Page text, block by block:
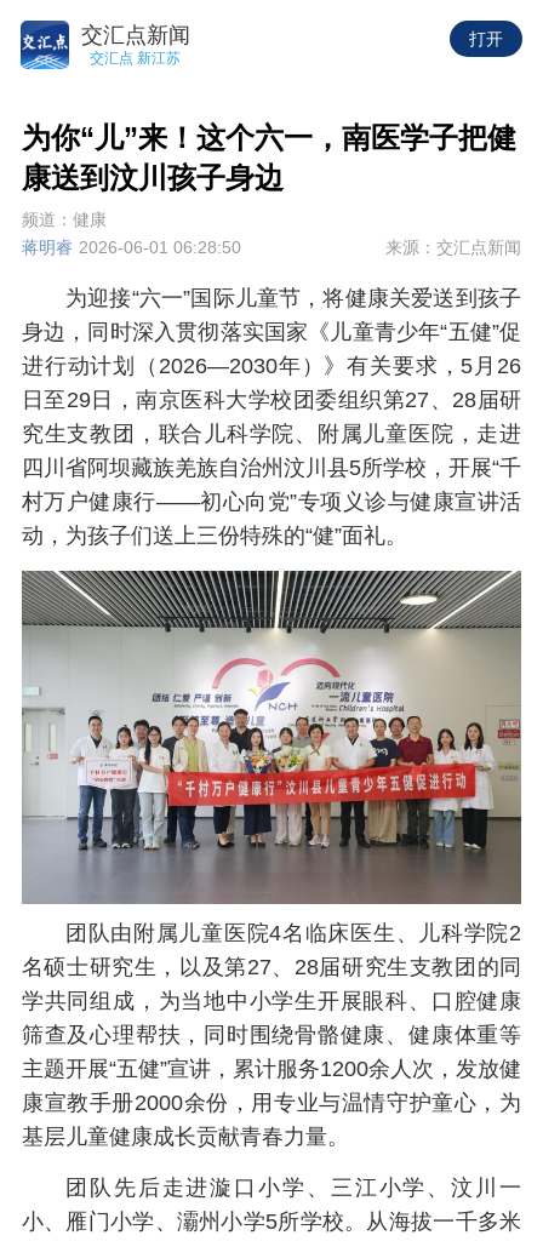
交汇点新闻
交汇点 新江苏
打开
为你“儿”来！这个六一，南医学子把健
康送到汶川孩子身边
频道：健康
蒋明睿 2026-06-01 06:28:50 来源：交汇点新闻
为迎接“六一”国际儿童节，将健康关爱送到孩子
身边，同时深入贯彻落实国家《儿童青少年“五健”促
进行动计划（2026—2030年）》有关要求，5月26
日至29日，南京医科大学校团委组织第27、28届研
究生支教团，联合儿科学院、附属儿童医院，走进
四川省阿坝藏族羌族自治州汶川县5所学校，开展“千
村万户健康行——初心向党”专项义诊与健康宣讲活
动，为孩子们送上三份特殊的“健”面礼。
团队由附属儿童医院4名临床医生、儿科学院2
名硕士研究生，以及第27、28届研究生支教团的同
学共同组成，为当地中小学生开展眼科、口腔健康
筛查及心理帮扶，同时围绕骨骼健康、健康体重等
主题开展“五健”宣讲，累计服务1200余人次，发放健
康宣教手册2000余份，用专业与温情守护童心，为
基层儿童健康成长贡献青春力量。
团队先后走进漩口小学、三江小学、汶川一
小、雁门小学、灞州小学5所学校。从海拔一千多米